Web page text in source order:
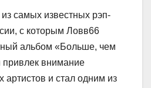
самых известных рэп-
с которым Ловв66
альбом «Больше, чем
привлек внимание
артистов и стал одним из